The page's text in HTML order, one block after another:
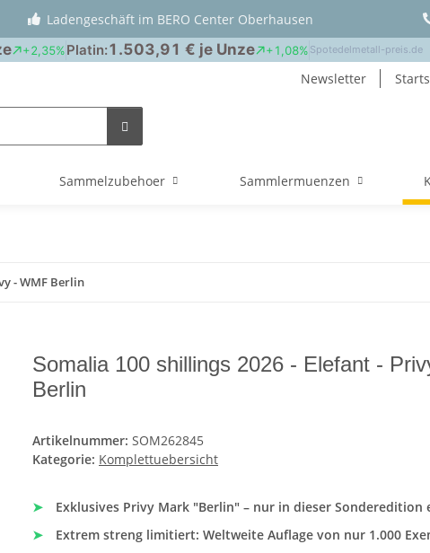
Ladengeschäft im BERO Center Oberhausen
Newsletter
Sammelzubehoer Sammlermuenzen
- WMF Berlin
Somalia 100 shillings 2026 - Elefant -
Berlin
Artikelnummer: SOM262845
Kategorie: Komplettuebersicht
➤
Exklusives Privy Mark "Berlin" – nur in dieser Sonderedition
➤
Extrem streng limitiert: Weltweite Auflage von nur 1.000